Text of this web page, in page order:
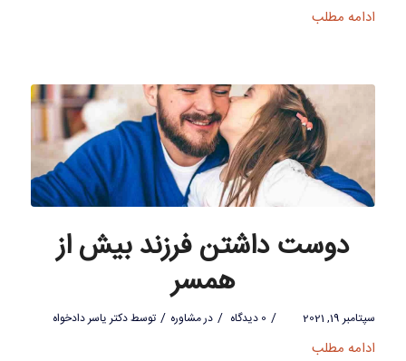
ادامه مطلب
دوست داشتن فرزند بیش از
همسر
سپتامبر 19, 2021 / 0 دیدگاه / درمشاوره / توسطدکتر یاسر دادخواه
ادامه مطلب